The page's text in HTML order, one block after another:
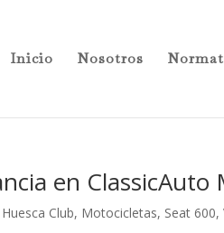
Inicio Nosotros
en ClassicAuto
Huesca Club, Motocicletas, Seat 600,